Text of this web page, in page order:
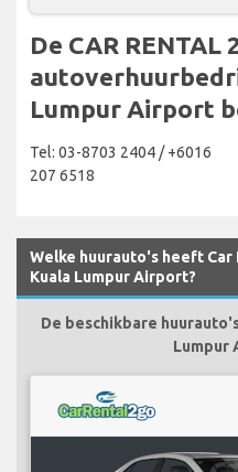
De CAR
Lumpur Airport
Tel: 03-8703 2404 / +6016
207 6518
Welke huurauto's heeft Car
Kuala Lumpur Airport?
De beschikbare
Lumpur